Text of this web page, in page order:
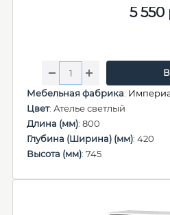
5 550
Мебельная фабрика:
Цвет: Ателье светлый
Длина (мм): 800
Глубина (Ширина) (мм): 420
Высота (мм): 745